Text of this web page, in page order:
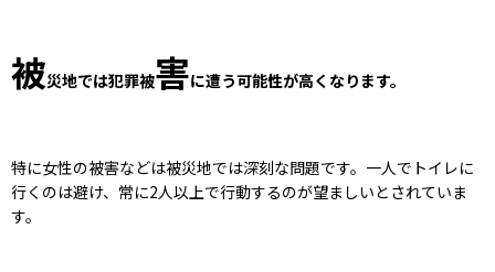
被災地では犯罪被害に遭う可能性が高くなります。
特に女性の被害などは被災地では深刻な問題です。一人でトイレに
行くのは避け、常に2人以上で行動するのが望ましいとされていま
す。